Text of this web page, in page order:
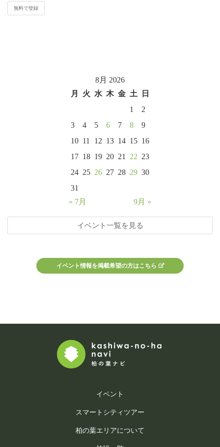
8月 2026
月
火 水 木 金 土
日
1
2
3
4 5 6 7 8
9
10 11 12 13 14 15 16
17 18 19 20 21 22 23
24 25 26 27 28 29 30
31
« 7月
9月 »
イベント一覧を見る
イベント情報を掲載希望の方はこちら
イベント
スマートシティツアー
柏の葉エリアについて